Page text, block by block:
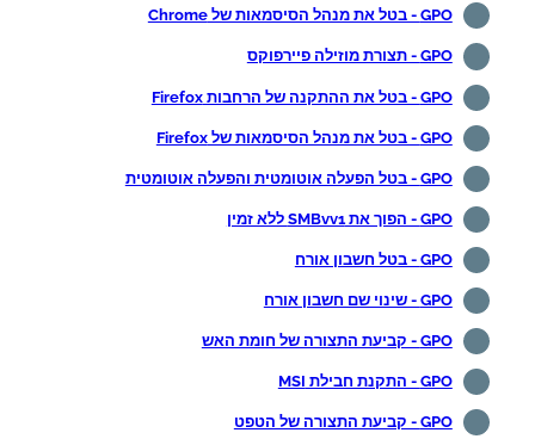
GPO - בטל את מנהל הסיסמאות של Chrome
GPO - תצורת מוזילה פיירפוקס
GPO - בטל את ההתקנה של הרחבות Firefox
GPO - בטל את מנהל הסיסמאות של Firefox
GPO - בטל הפעלה אוטומטית והפעלה אוטומטית
GPO - הפוך את SMBvv1 ללא זמין
GPO - בטל חשבון אורח
GPO - שינוי שם חשבון אורח
GPO - קביעת התצורה של חומת האש
GPO - התקנת חבילת MSI
GPO - קביעת התצורה של הטפט